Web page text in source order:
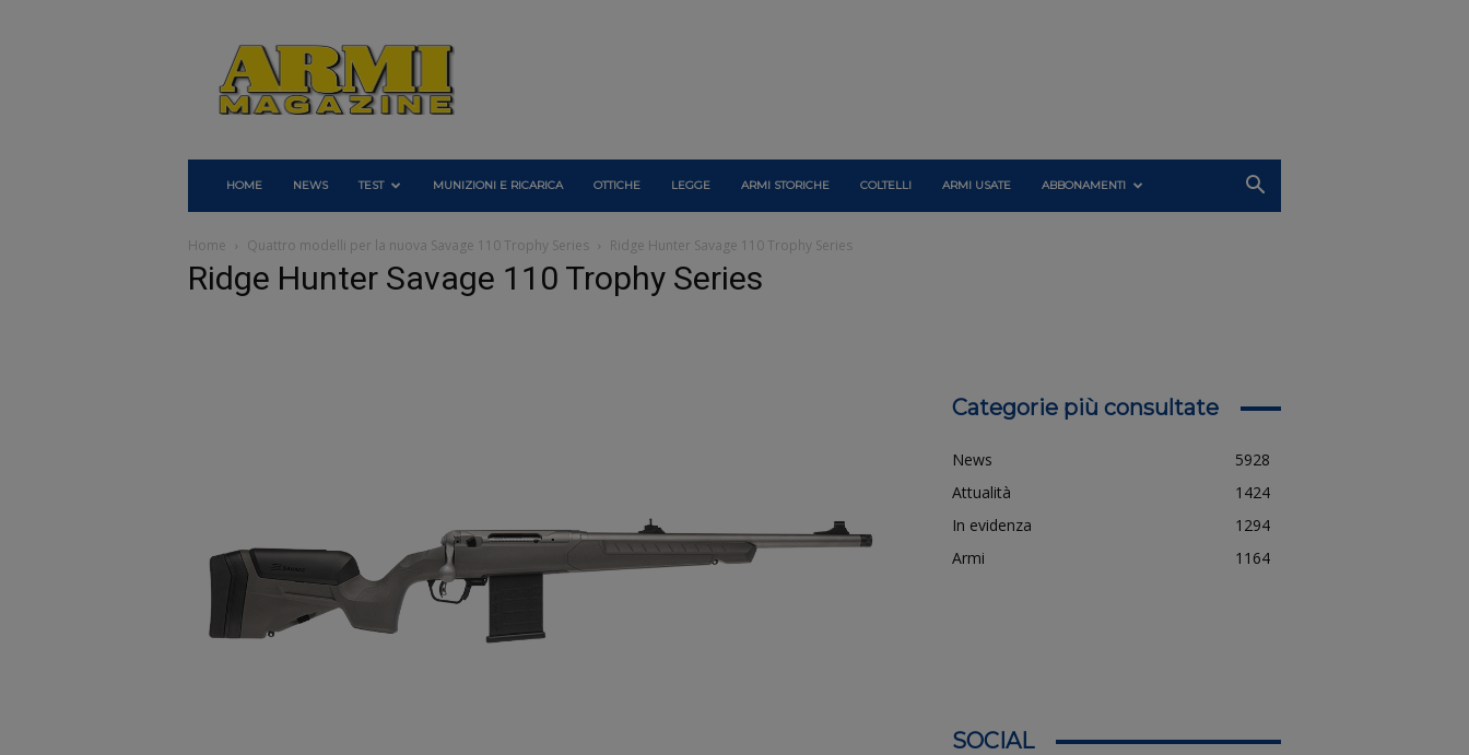
Armi
Magazine
HOME NEWS TEST MUNIZIONI E RICARICA OTTICHE LEGGE ARMI STORICHE COLTELLI ARMI USATE ABBONAMENTI
Home Quattro modelli per la nuova Savage 110 Trophy Series Ridge Hunter Savage 110 Trophy Series
Ridge Hunter Savage 110 Trophy Series
Categorie più consultate
News
5928
Attualità
1424
In evidenza
1294
Armi
1164
SOCIAL